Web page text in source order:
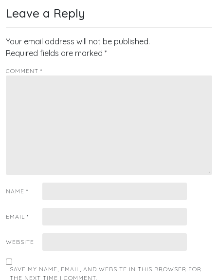
Leave a Reply
Your email address will not be published.
Required fields are marked *
COMMENT *
NAME *
EMAIL *
WEBSITE
SAVE MY NAME, EMAIL, AND WEBSITE IN THIS BROWSER FOR
THE NEXT TIME I COMMENT.